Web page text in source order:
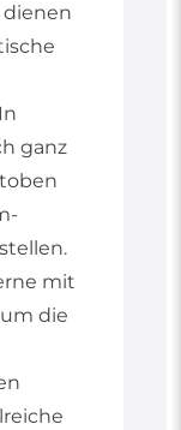
dienen
ganz
mit
die